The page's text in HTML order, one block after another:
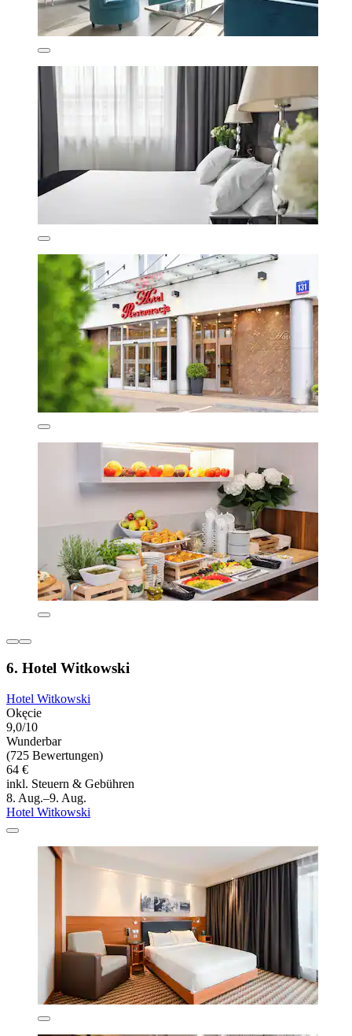
6. Hotel Witkowski
Hotel Witkowski
Okęcie
9,0/10
Wunderbar
(725 Bewertungen)
64 €
inkl. Steuern & Gebühren
8. Aug.–9. Aug.
Hotel Witkowski